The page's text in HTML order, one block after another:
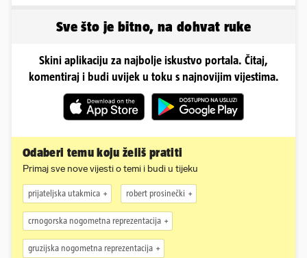
Sve što je bitno, na dohvat ruke
Skini aplikaciju za najbolje iskustvo portala. Čitaj,
komentiraj i budi uvijek u toku s najnovijim vijestima.
Odaberi temu koju želiš pratiti
Primaj sve nove vijesti o temi i budi u tijeku
prijateljska utakmica robert prosinečki
crnogorska nogometna reprezentacija
gruzijska nogometna reprezentacija